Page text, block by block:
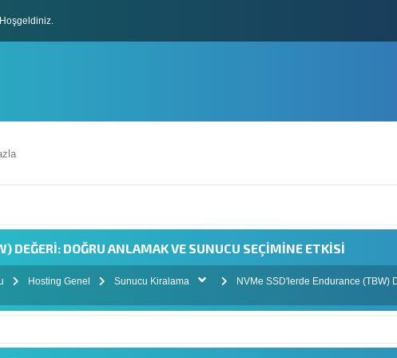
Hosting Genel Sunucu Kiralama
NVMe SSD'lerde Endurance (TBW)
DEĞERI: DOĞRU ANLAMAK VE SUNUCU SEÇIMINE ETKISI